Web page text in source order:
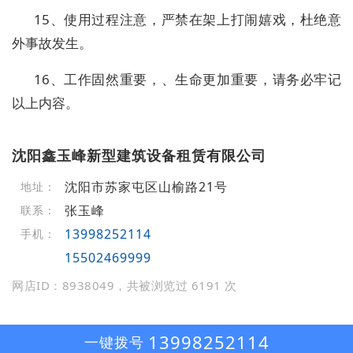
15、使用过程注意，严禁在架上打闹嬉戏，杜绝意
外事故发生。
16、工作固然重要，、生命更加重要，请务必牢记
以上内容。
沈阳鑫玉峰新型建筑设备租赁有限公司
地址： 沈阳市苏家屯区山榆路21号
联系： 张玉峰
手机：
13998252114
15502469999
网店ID：8938049，共被浏览过 6191 次
一键拨号 13998252114